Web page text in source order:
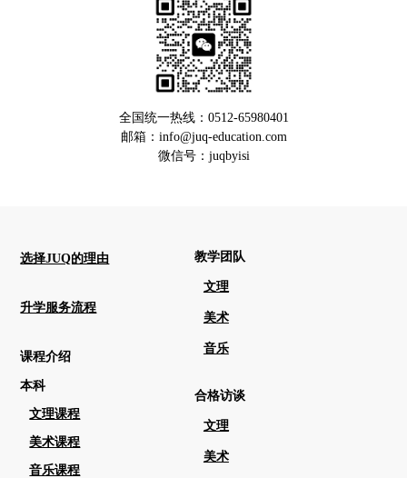
全国统一热线：0512-65980401
邮箱：info@juq-education.com
微信号：juqbyisi
选择JUQ的理由
升学服务流程
课程介绍
本科
文理课程
美术课程
音乐课程
教学团队
文理
美术
音乐
合格访谈
文理
美术